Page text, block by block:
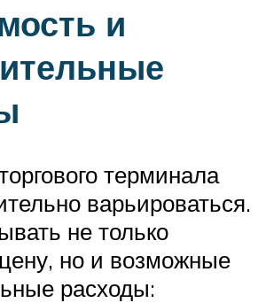
и
терминала
варьироваться.
не только
но и возможные
расходы: